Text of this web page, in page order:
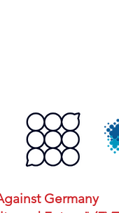
Germany